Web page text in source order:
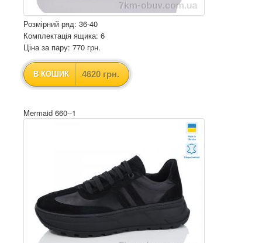
Розмірний ряд: 36-40
Комплектація ящика: 6
Ціна за пару: 770 грн.
В КОШИК 4620 грн.
Mermaid 660--1